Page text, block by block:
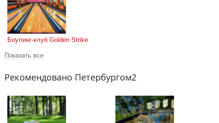
Боулинг-клуб Golden Strike
Показать все
Рекомендовано Петербургом2